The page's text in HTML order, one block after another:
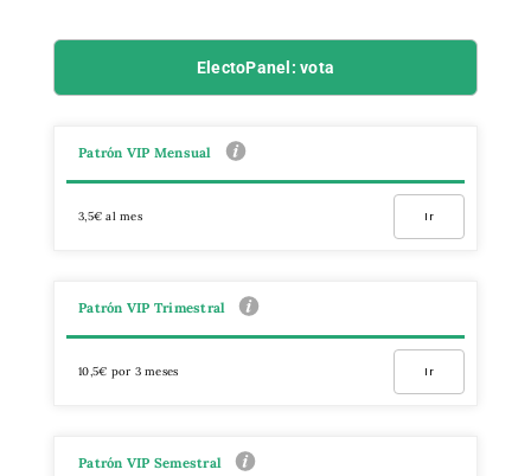
ElectoPanel: vota
Patrón VIP Mensual
3,5€ al mes Ir
Patrón VIP Trimestral
10,5€ por 3 meses Ir
Patrón VIP Semestral